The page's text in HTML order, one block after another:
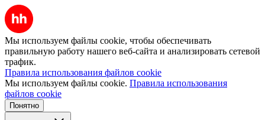
Мы используем файлы cookie, чтобы обеспечивать
правильную работу нашего веб-сайта и анализировать сетевой
трафик.
Правила использования файлов cookie
Мы используем файлы cookie. Правила использования
файлов cookie
Понятно